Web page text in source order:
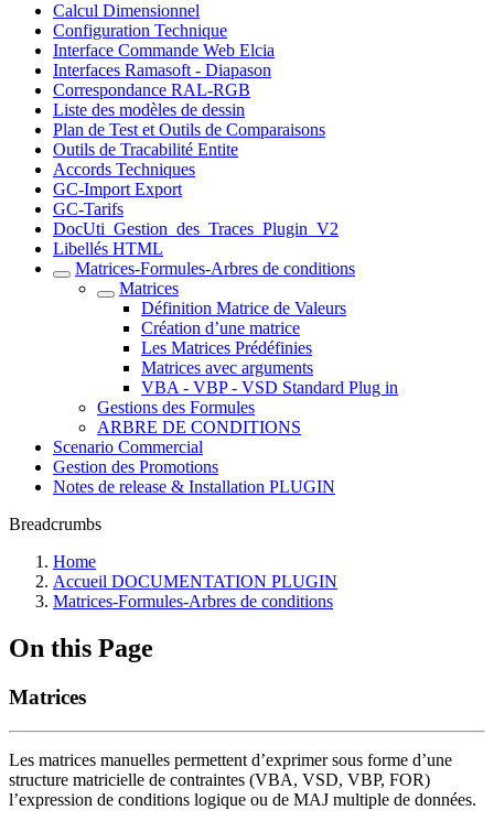
Calcul Dimensionnel
Configuration Technique
Interface Commande Web Elcia
Interfaces Ramasoft - Diapason
Correspondance RAL-RGB
Liste des modèles de dessin
Plan de Test et Outils de Comparaisons
Outils de Tracabilité Entite
Accords Techniques
GC-Import Export
GC-Tarifs
DocUti_Gestion_des_Traces_Plugin_V2
Libellés HTML
Matrices-Formules-Arbres de conditions
Matrices
Définition Matrice de Valeurs
Création d’une matrice
Les Matrices Prédéfinies
Matrices avec arguments
VBA - VBP - VSD Standard Plug in
Gestions des Formules
ARBRE DE CONDITIONS
Scenario Commercial
Gestion des Promotions
Notes de release & Installation PLUGIN
Breadcrumbs
Home
Accueil DOCUMENTATION PLUGIN
Matrices-Formules-Arbres de conditions
On this Page
Matrices
Les matrices manuelles permettent d’exprimer sous forme d’une
structure matricielle de contraintes (VBA, VSD, VBP, FOR)
l’expression de conditions logique ou de MAJ multiple de données.